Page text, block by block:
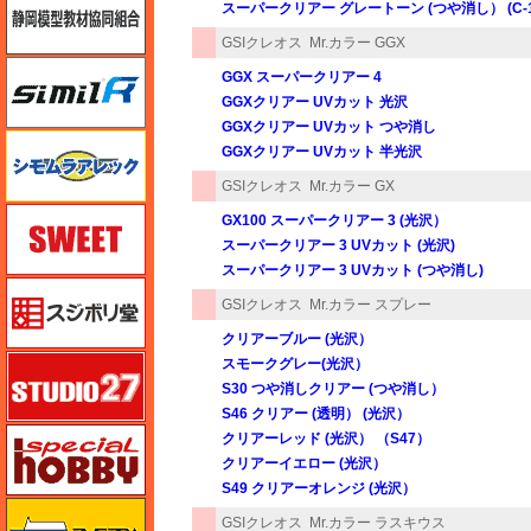
スーパークリアー グレートーン (つや消し）
GSIクレオス Mr.カラー GGX
GGX スーパークリアー 4
GGXクリアー UVカット 光沢
GGXクリアー UVカット つや消し
GGXクリアー UVカット 半光沢
GSIクレオス Mr.カラー GX
GX100 スーパークリアー 3 (光沢）
スーパークリアー 3 UVカット (光沢)
スーパークリアー 3 UVカット (つや消し)
GSIクレオス Mr.カラー スプレー
クリアーブルー (光沢）
スモークグレー(光沢）
S30 つや消しクリアー (つや消し）
S46 クリアー (透明） (光沢）
クリアーレッド (光沢） （S47）
クリアーイエロー (光沢）
S49 クリアーオレンジ (光沢）
GSIクレオス Mr.カラー ラスキウス
スイート（SWEET）
スジボリ堂
スタジオ27・タブデザイン
スペシャルホビー
ズベズダ（Zvezda）